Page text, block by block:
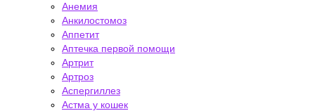
Анемия
Анкилостомоз
Аппетит
Аптечка первой помощи
Артрит
Артроз
Аспергиллез
Астма у кошек